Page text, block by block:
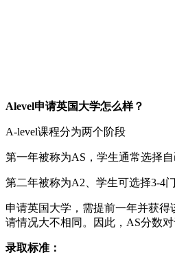
Alevel申请英国大学怎么样？
A-level课程分为两个阶段
第一年被称为AS，学生通常选择
第二年被称为A2、学生可选择3-4
申请英国大学，需提前一年并获
请情况大不相同。因此，AS分数
录取标准：